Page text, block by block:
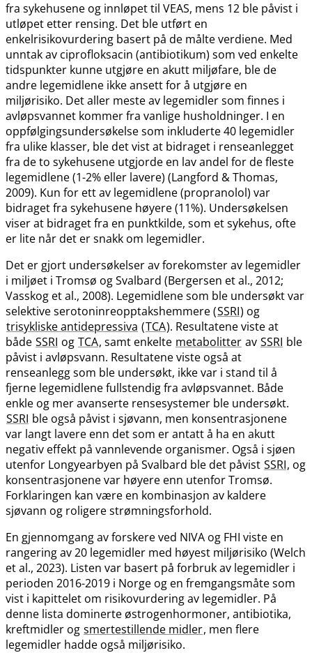
fra sykehusene og innløpet til VEAS, mens 12 ble påvist i
utløpet etter rensing. Det ble utført en
enkelrisikovurdering basert på de målte verdiene. Med
unntak av ciprofloksacin (antibiotikum) som ved enkelte
tidspunkter kunne utgjøre en akutt miljøfare, ble de
andre legemidlene ikke ansett for å utgjøre en
miljørisiko. Det aller meste av legemidler som finnes i
avløpsvannet kommer fra vanlige husholdninger. I en
oppfølgingsundersøkelse som inkluderte 40 legemidler
fra ulike klasser, ble det vist at bidraget i renseanlegget
fra de to sykehusene utgjorde en lav andel for de fleste
legemidlene (1-2% eller lavere) (Langford & Thomas,
2009). Kun for ett av legemidlene (propranolol) var
bidraget fra sykehusene høyere (11%). Undersøkelsen
viser at bidraget fra en punktkilde, som et sykehus, ofte
er lite når det er snakk om legemidler.
Det er gjort undersøkelser av forekomster av legemidler
i miljøet i Tromsø og Svalbard (Bergersen et al., 2012;
Vasskog et al., 2008). Legemidlene som ble undersøkt var
selektive serotoninreopptakshemmere (SSRI) og
trisykliske antidepressiva (TCA). Resultatene viste at
både SSRI og TCA, samt enkelte metabolitter av SSRI ble
påvist i avløpsvann. Resultatene viste også at
renseanlegg som ble undersøkt, ikke var i stand til å
fjerne legemidlene fullstendig fra avløpsvannet. Både
enkle og mer avanserte rensesystemer ble undersøkt.
SSRI ble også påvist i sjøvann, men konsentrasjonene
var langt lavere enn det som er antatt å ha en akutt
negativ effekt på vannlevende organismer. Også i sjøen
utenfor Longyearbyen på Svalbard ble det påvist SSRI, og
konsentrasjonene var høyere enn utenfor Tromsø.
Forklaringen kan være en kombinasjon av kaldere
sjøvann og roligere strømningsforhold.
En gjennomgang av forskere ved NIVA og FHI viste en
rangering av 20 legemidler med høyest miljørisiko (Welch
et al., 2023). Listen var basert på forbruk av legemidler i
perioden 2016-2019 i Norge og en fremgangsmåte som
vist i kapittelet om risikovurdering av legemidler. På
denne lista dominerte østrogenhormoner, antibiotika,
kreftmidler og smertestillende midler, men flere
legemidler hadde også miljørisiko.